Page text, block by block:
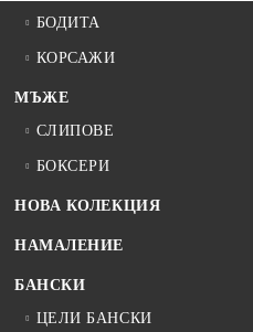
БОДИТА
КОРСАЖИ
МЪЖЕ
СЛИПОВЕ
БОКСЕРИ
НОВА КОЛЕКЦИЯ
НАМАЛЕНИЕ
БАНСКИ
ЦЕЛИ БАНСКИ